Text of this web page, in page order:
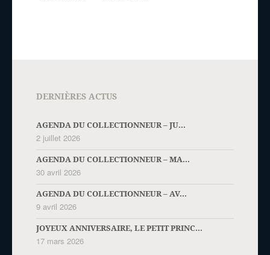
DERNIÈRES ACTUS
AGENDA DU COLLECTIONNEUR – JU...
2 juillet 2026
AGENDA DU COLLECTIONNEUR – MA...
30 avril 2026
AGENDA DU COLLECTIONNEUR – AV...
9 avril 2026
JOYEUX ANNIVERSAIRE, LE PETIT PRINC...
17 mars 2026